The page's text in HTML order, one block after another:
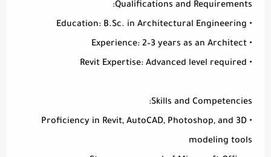
Qualifications and Requirements:
• Education: B.Sc. in Architectural Engineering
• Experience: 2–3 years as an Architect
• Revit Expertise: Advanced level required
Skills and Competencies:
• Proficiency in Revit, AutoCAD, Photoshop, and 3D
modeling tools